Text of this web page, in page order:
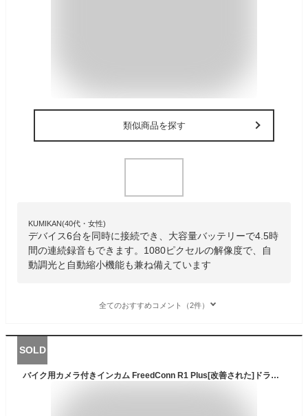
類似商品を探す
KUMIKAN(40代・女性)
デバイス6台を同時に接続でき、大容量バッテリーで4.5時
間の連続録音もできます。1080ピクセルの解像度で、自
動調光と自動縮小機能も兼ね備えています
全てのおすすめコメント（2件）
SOLD
バイク用カメラ付きインカム FreedConn R1 Plus[改善された]ドライブレコーダー 1080P ループ録画 Bluetooth 5.0 WIFI搭載 6人通話 防水（64Gメモリーカードがギフトとして含まれています）